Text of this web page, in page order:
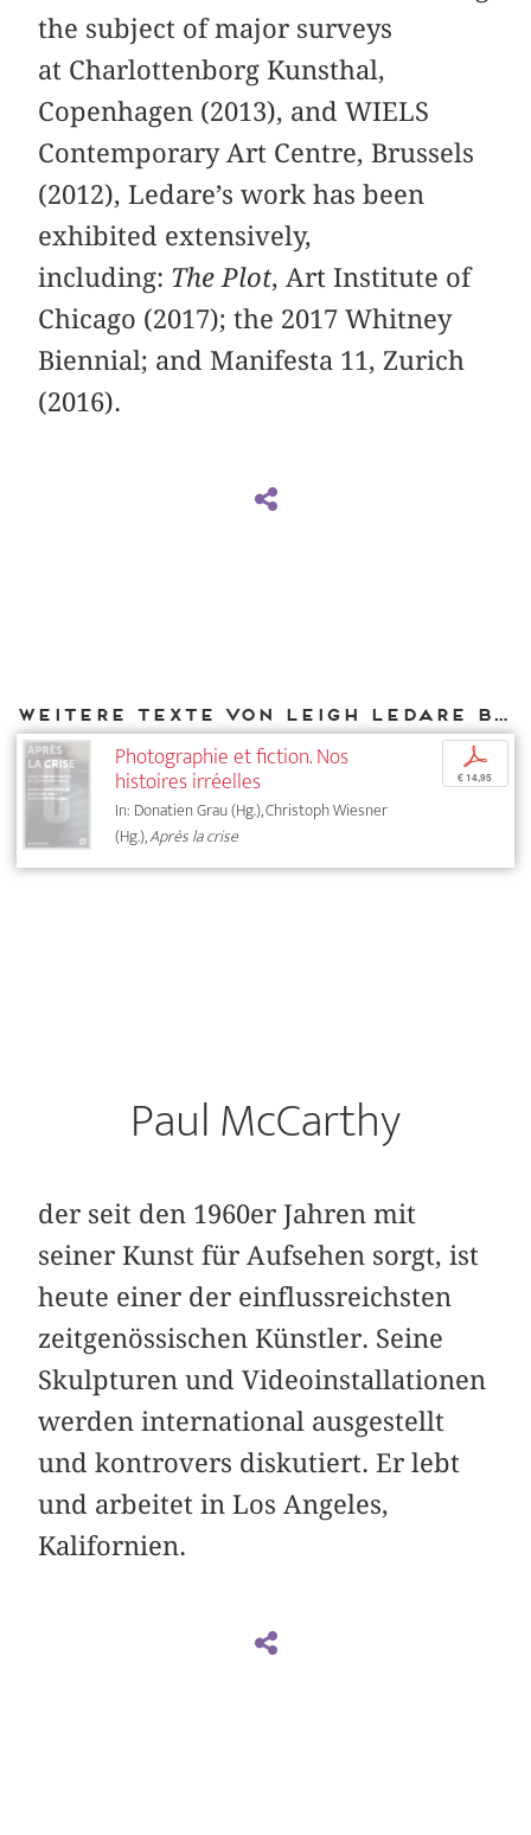
the subject of major surveys
at Charlottenborg Kunsthal,
Copenhagen (2013), and WIELS
Contemporary Art Centre, Brussels
(2012), Ledare’s work has been
exhibited extensively,
including: The Plot, Art Institute of
Chicago (2017); the 2017 Whitney
Biennial; and Manifesta 11, Zurich
(2016).
Weitere Texte von Leigh Ledare bei DIAPHANES
Photographie et fiction. Nos
histoires irréelles
In: Donatien Grau (Hg.), Christoph Wiesner
(Hg.),Après la crise
p
€ 14,95
Paul McCarthy
der seit den 1960er Jahren mit
seiner Kunst für Aufsehen sorgt, ist
heute einer der einflussreichsten
zeitgenössischen Künstler. Seine
Skulpturen und Videoinstallationen
werden international ausgestellt
und kontrovers diskutiert. Er lebt
und arbeitet in Los Angeles,
Kalifornien.